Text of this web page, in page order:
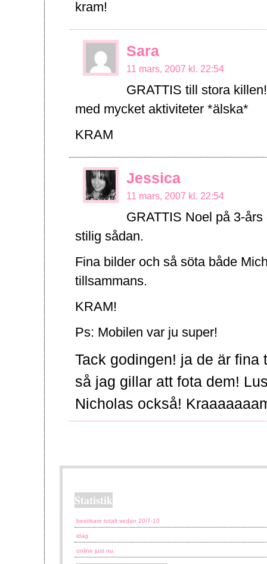
kram!
Sara
11 mars, 2007 kl. 22:54
GRATTIS till stora
med mycket aktiviteter *älska*
KRAM
Jessica
11 mars, 2007 kl. 22:54
GRATTIS Noel på 3-
stilig sådan.
Fina bilder och så söta både
tillsammans.
KRAM!
Ps: Mobilen var ju super!
Tack godingen! ja de är
så jag gillar att fota dem!
Nicholas också!
Statistik
besökare totalt sedan 20/7-10
idag.
online just nu.